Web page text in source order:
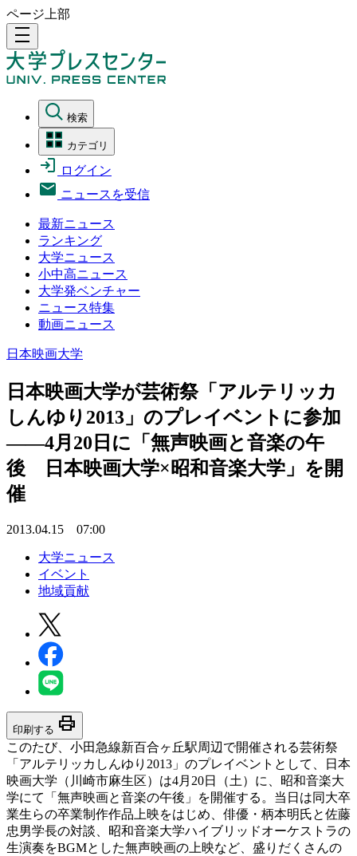
ページ上部
density_medium
検索
カテゴリ
ログイン
ニュースを受信
最新ニュース
ランキング
大学ニュース
小中高ニュース
大学発ベンチャー
ニュース特集
動画ニュース
日本映画大学
日本映画大学が芸術祭「アルテリッカ
しんゆり2013」のプレイベントに参加
――4月20日に「無声映画と音楽の午
後 日本映画大学×昭和音楽大学」を開
催
2013.04.15 07:00
大学ニュース
イベント
地域貢献
印刷する print
このたび、小田急線新百合ヶ丘駅周辺で開催される芸術祭
「アルテリッカしんゆり2013」のプレイベントとして、日本
映画大学（川崎市麻生区）は4月20日（土）に、昭和音楽大
学にて「無声映画と音楽の午後」を開催する。当日は同大卒
業生らの卒業制作作品上映をはじめ、俳優・柄本明氏と佐藤
忠男学長の対談、昭和音楽大学ハイブリッドオーケストラの
生演奏をBGMとした無声映画の上映など、盛りだくさんの